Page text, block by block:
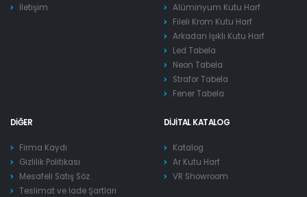
İletişim
Alüminyum Kutu Harf
Fileli Krom Kutu Harf
Arkadan Işıklı Kutu Harf
Led Tabela
Neon Tabela
Strafor Tabela
Fener Tabela
DIĞER
Firma Kaydı
Gizlilik Politikası
Mesafeli Satış Söz.
Teslimat ve İade Şartları
DIJITAL KATALOG
Katalog
Ar Kutu Harf
VR Showroom